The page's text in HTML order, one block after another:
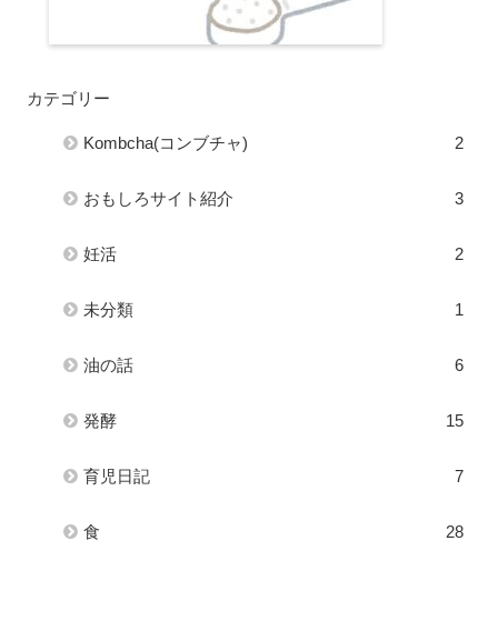
カテゴリー
Kombcha(コンブチャ) 2
おもしろサイト紹介 3
妊活 2
未分類 1
油の話 6
発酵 15
育児日記 7
食 28